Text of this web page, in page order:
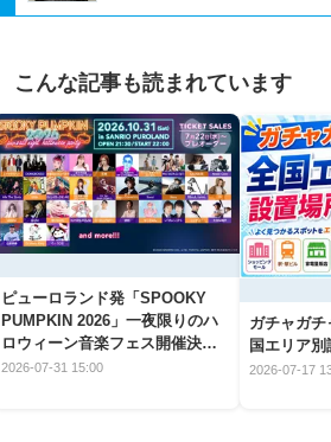
こんな記事も読まれています
ピューロランド発「SPOOKY
PUMPKIN 2026」一夜限りのハ
ロウィーン音楽フェス開催決
定！
2026-07-31 15:00
ガチャガ
国エリア
2026-07-17